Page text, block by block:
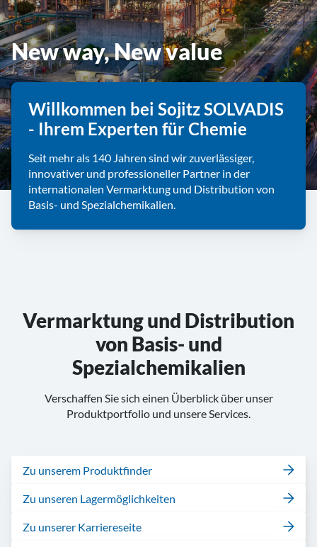
New way, New value
Willkommen bei Sojitz SOLVADIS
- Ihrem Experten für Chemie
Seit mehr als 140 Jahren sind wir zuverlässiger,
innovativer und professioneller Partner in der
internationalen Vermarktung und Distribution von
Basis- und Spezialchemikalien.
Vermarktung und Distribution
von Basis- und
Spezialchemikalien
Verschaffen Sie sich einen Überblick über unser
Produktportfolio und unsereServices.
Zu unserem Produktfinder
Zu unseren Lagermöglichkeiten
Zu unserer Karriereseite